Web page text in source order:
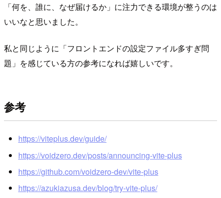
「何を、誰に、なぜ届けるか」に注力できる環境が整うのは
いいなと思いました。
私と同じように「フロントエンドの設定ファイル多すぎ問
題」を感じている方の参考になれば嬉しいです。
参考
https://viteplus.dev/guide/
https://voidzero.dev/posts/announcing-vite-plus
https://github.com/voidzero-dev/vite-plus
https://azukiazusa.dev/blog/try-vite-plus/